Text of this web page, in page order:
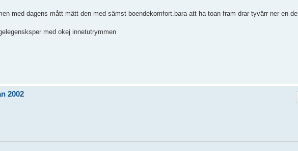
med dagens mått mätt den med sämst boendekomfort.bara att ha toan fram drar tyvärr ner en del
med okej innetutrymmen
2002